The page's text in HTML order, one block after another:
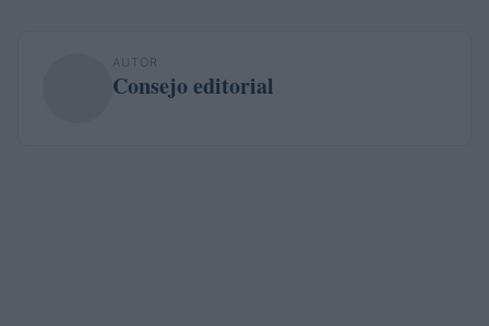
AUTOR
Consejo editorial